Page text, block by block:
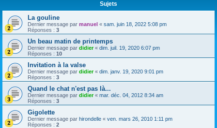
Sujets
La gouline
Dernier message par manuel « sam. juin 18, 2022 5:08 pm
Réponses : 3
Un beau matin de printemps
Dernier message par didier« dim. juil. 19, 2020 6:07 pm
Réponses : 10
Invitation à la valse
Dernier message par didier« dim. janv. 19, 2020 9:01 pm
Réponses : 3
Quand le chat n'est pas là...
Dernier message par didier« mar. déc. 04, 2012 8:34 am
Réponses : 3
Gigolette
Dernier message par hirondelle « ven. mars 26, 2010 1:11 pm
Réponses : 2